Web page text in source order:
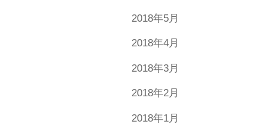
2018年5月
2018年4月
2018年3月
2018年2月
2018年1月